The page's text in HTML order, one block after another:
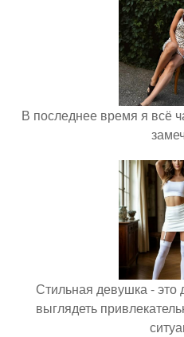
В последнее время я всё
Стильная девушка - это
выглядеть